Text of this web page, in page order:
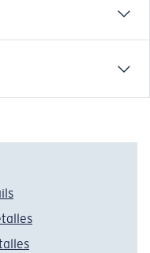
y antimicrobiano
un detalle de estilo
lentes de sol
% poliéster